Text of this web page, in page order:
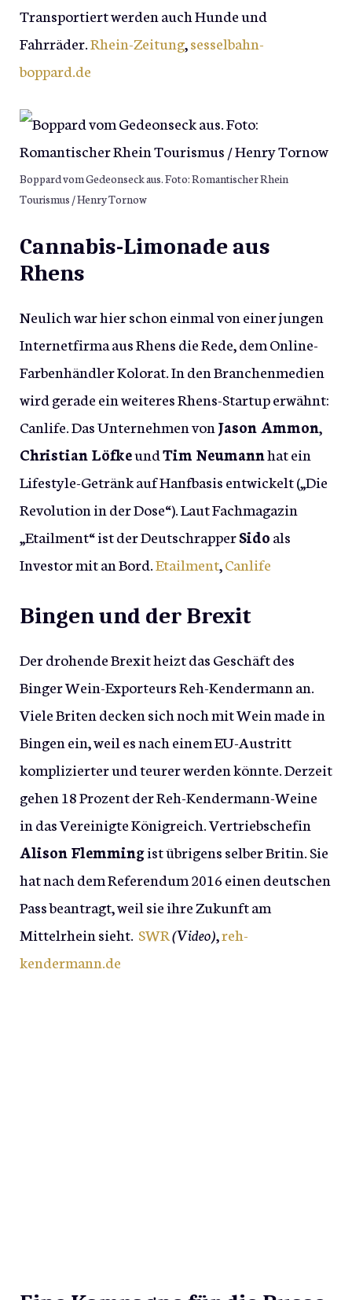
Transportiert werden auch Hunde und
Fahrräder.Rhein-Zeitung,sesselbahn-
boppard.de
Boppard vom Gedeonseck aus. Foto: Romantischer Rhein
Tourismus / Henry Tornow
Cannabis-Limonade aus
Rhens
Neulich war hier schon einmal von einer jungen
Internetfirma aus Rhens die Rede, dem Online-
Farbenhändler Kolorat. In den Branchenmedien
wird gerade ein weiteres Rhens-Startup erwähnt:
Canlife. Das Unternehmen von Jason Ammon,
Christian LöfkeundTim Neumannhat ein
Lifestyle-Getränk auf Hanfbasis entwickelt („Die
Revolution in der Dose“). Laut Fachmagazin
„Etailment“ ist der DeutschrapperSidoals
Investor mit an Bord.Etailment,Canlife
Bingen und der Brexit
Der drohende Brexit heizt das Geschäft des
Binger Wein-Exporteurs Reh-Kendermann an.
Viele Briten decken sich noch mit Wein made in
Bingen ein, weil es nach einem EU-Austritt
komplizierter und teurer werden könnte. Derzeit
gehen 18 Prozent der Reh-Kendermann-Weine
in das Vereinigte Königreich. Vertriebschefin
Alison Flemmingist übrigens selber Britin. Sie
hat nach dem Referendum 2016 einen deutschen
Pass beantragt, weil sie ihre Zukunft am
Mittelrhein sieht. SWR(Video),reh-
kendermann.de